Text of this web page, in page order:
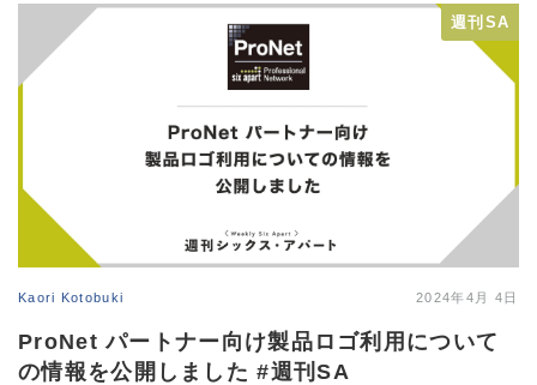
週刊SA
Kaori Kotobuki 2024年4月 4日
ProNet パートナー向け製品ロゴ利用について
の情報を公開しました #週刊SA